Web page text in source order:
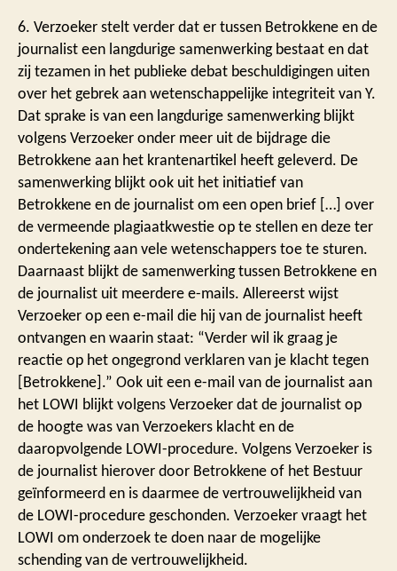
6. Verzoeker stelt verder dat er tussen Betrokkene en de
journalist een langdurige samenwerking bestaat en dat
zij tezamen in het publieke debat beschuldigingen uiten
over het gebrek aan wetenschappelijke integriteit van Y.
Dat sprake is van een langdurige samenwerking blijkt
volgens Verzoeker onder meer uit de bijdrage die
Betrokkene aan het krantenartikel heeft geleverd. De
samenwerking blijkt ook uit het initiatief van
Betrokkene en de journalist om een open brief […] over
de vermeende plagiaatkwestie op te stellen en deze ter
ondertekening aan vele wetenschappers toe te sturen.
Daarnaast blijkt de samenwerking tussen Betrokkene en
de journalist uit meerdere e-mails. Allereerst wijst
Verzoeker op een e-mail die hij van de journalist heeft
ontvangen en waarin staat: “Verder wil ik graag je
reactie op het ongegrond verklaren van je klacht tegen
[Betrokkene].” Ook uit een e-mail van de journalist aan
het LOWI blijkt volgens Verzoeker dat de journalist op
de hoogte was van Verzoekers klacht en de
daaropvolgende LOWI-procedure. Volgens Verzoeker is
de journalist hierover door Betrokkene of het Bestuur
geïnformeerd en is daarmee de vertrouwelijkheid van
de LOWI-procedure geschonden. Verzoeker vraagt het
LOWI om onderzoek te doen naar de mogelijke
schending van de vertrouwelijkheid.